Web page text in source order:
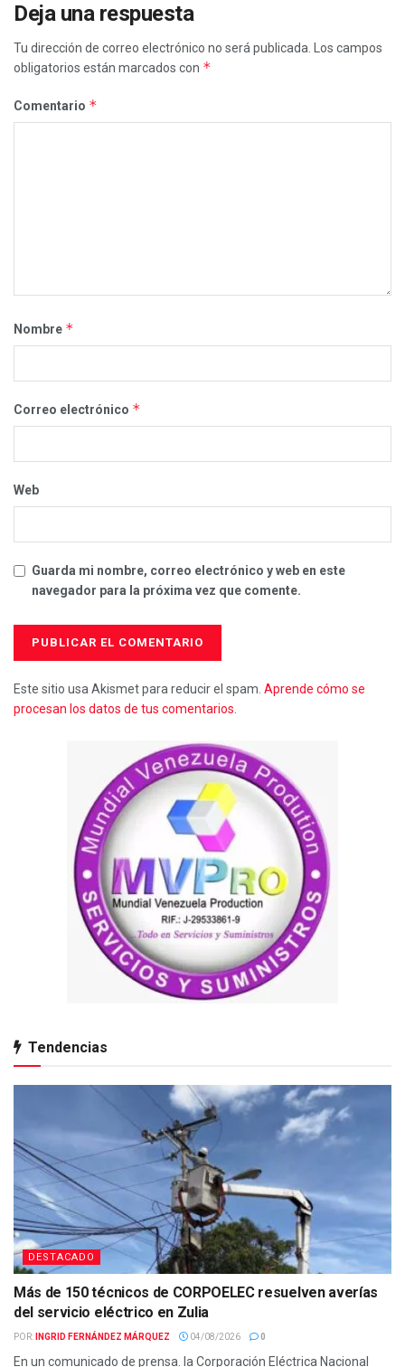
Deja una respuesta
Tu dirección de correo electrónico no será publicada.
Los campos
obligatorios están marcados con *
Comentario *
Nombre *
Correo electrónico *
Web
Guarda mi nombre, correo electrónico y web en este
navegador para la próxima vez que comente.
Este sitio usa Akismet para reducir el spam. Aprende cómo se
procesan los datos de tus comentarios.
Tendencias
DESTACADO
Más de 150 técnicos de CORPOELEC resuelven averías
del servicio eléctrico en Zulia
POR: INGRID FERNÁNDEZ MÁRQUEZ 04/08/2026 0
En un comunicado de prensa. la Corporación Eléctrica Nacional